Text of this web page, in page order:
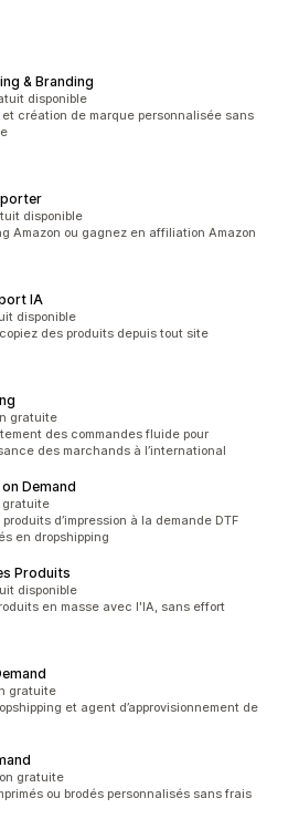
& Branding
disponible
et création de marque personnalisée sans
disponible
Amazon ou gagnez en affiliation Amazon
IA
disponible
des produits depuis tout site
gratuite
des commandes fluide pour
des marchands à l’international
Demand
gratuite
d’impression à la demande DTF
en dropshipping
Produits
disponible
en masse avec l'IA, sans effort
gratuite
et agent d’approvisionnement de
gratuite
ou brodés personnalisés sans frais